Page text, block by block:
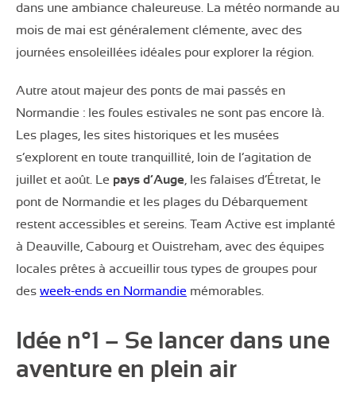
dans une ambiance chaleureuse. La météo normande au
mois de mai est généralement clémente, avec des
journées ensoleillées idéales pour explorer la région.
Autre atout majeur des ponts de mai passés en
Normandie : les foules estivales ne sont pas encore là.
Les plages, les sites historiques et les musées
s’explorent en toute tranquillité, loin de l’agitation de
juillet et août. Le pays d’Auge, les falaises d’Étretat, le
pont de Normandie et les plages du Débarquement
restent accessibles et sereins. Team Active est implanté
à Deauville, Cabourg et Ouistreham, avec des équipes
locales prêtes à accueillir tous types de groupes pour
des week-ends en Normandie mémorables.
Idée n°1 – Se lancer dans une
aventure en plein air